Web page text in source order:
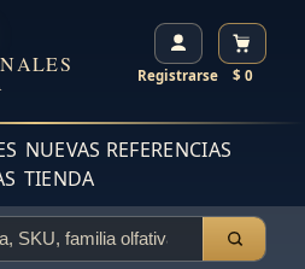
Registrarse $ 0
NUEVAS REFERENCIAS
TIENDA